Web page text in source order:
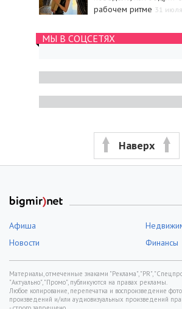
рабочем ритме 31
МЫ В СОЦСЕТЯХ
Наверх
Афиша
Новости
Финансы
Материалы, отмеченные знаками "Реклама", "PR",
"Актуально", "Промо", публикуются на правах рекламы.
Любое копирование, перепечатка и воспроизведение
произведений и/или аудиовизуальных произведений